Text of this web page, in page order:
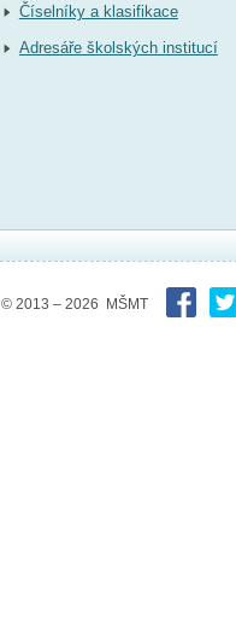
Číselníky a klasifikace
Adresáře školských institucí
© 2013 – 2026 MŠMT